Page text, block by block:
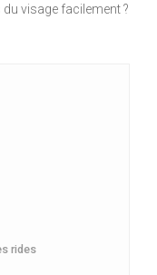
visage facilement ?
rides